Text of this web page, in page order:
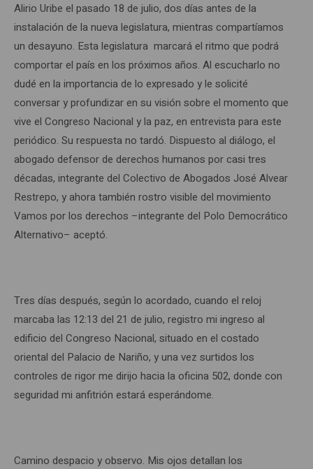
Alirio Uribe el pasado 18 de julio, dos días antes de la
instalación de la nueva legislatura, mientras compartíamos
un desayuno. Esta legislatura marcará el ritmo que podrá
comportar el país en los próximos años. Al escucharlo no
dudé en la importancia de lo expresado y le solicité
conversar y profundizar en su visión sobre el momento que
vive el Congreso Nacional y la paz, en entrevista para este
periódico. Su respuesta no tardó. Dispuesto al diálogo, el
abogado defensor de derechos humanos por casi tres
décadas, integrante del Colectivo de Abogados José Alvear
Restrepo, y ahora también rostro visible del movimiento
Vamos por los derechos –integrante del Polo Democrático
Alternativo– aceptó.
Tres días después, según lo acordado, cuando el reloj
marcaba las 12:13 del 21 de julio, registro mi ingreso al
edificio del Congreso Nacional, situado en el costado
oriental del Palacio de Nariño, y una vez surtidos los
controles de rigor me dirijo hacia la oficina 502, donde con
seguridad mi anfitrión estará esperándome.
Camino despacio y observo. Mis ojos detallan los